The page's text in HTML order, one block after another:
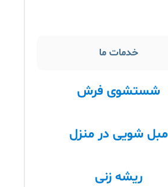
خدمات ما
شستشوی فرش
مبل شویی در منزل
ریشه زنی